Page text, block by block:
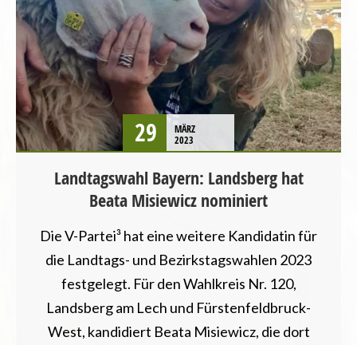
CHANCENGLEICHHEIT
DEMOKRATIE UND RECHTSSTAATLICHKEIT
LANDTAGSWAHL
LANDWIRTSCHAFT
MENSCHENRECHTE
PRESSEMITTEILUNG
STARTSEITE
TIERSCHUTZ / TIERRECHTE
VEGANISMUS
WAHLPROGRAMM
29
MÄRZ
2023
Landtagswahl Bayern: Landsberg hat
Beata Misiewicz nominiert
Die V-Partei³ hat eine weitere Kandidatin für
die Landtags- und Bezirkstagswahlen 2023
festgelegt. Für den Wahlkreis Nr. 120,
Landsberg am Lech und Fürstenfeldbruck-
West, kandidiert Beata Misiewicz, die dort